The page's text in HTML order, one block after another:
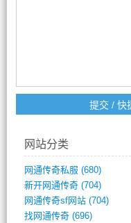
网站分类
网通传奇私服 (680)
新开网通传奇(704)
网通传奇sf网站(704)
找网通传奇(696)